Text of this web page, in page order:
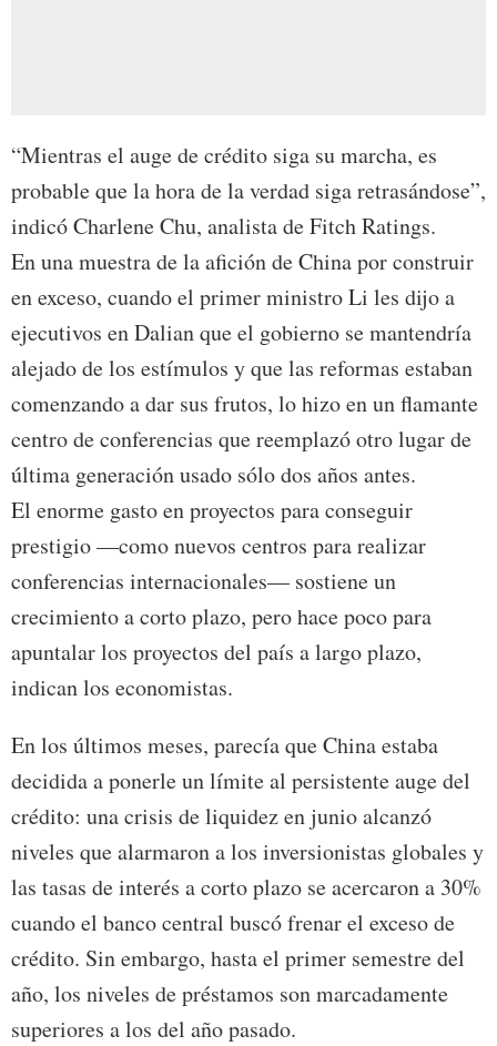
“Mientras el auge de crédito siga su marcha, es
probable que la hora de la verdad siga retrasándose”,
indicó Charlene Chu, analista de Fitch Ratings.
En una muestra de la afición de China por construir
en exceso, cuando el primer ministro Li les dijo a
ejecutivos en Dalian que el gobierno se mantendría
alejado de los estímulos y que las reformas estaban
comenzando a dar sus frutos, lo hizo en un flamante
centro de conferencias que reemplazó otro lugar de
última generación usado sólo dos años antes.
El enorme gasto en proyectos para conseguir
prestigio —como nuevos centros para realizar
conferencias internacionales— sostiene un
crecimiento a corto plazo, pero hace poco para
apuntalar los proyectos del país a largo plazo,
indican los economistas.
En los últimos meses, parecía que China estaba
decidida a ponerle un límite al persistente auge del
crédito: una crisis de liquidez en junio alcanzó
niveles que alarmaron a los inversionistas globales y
las tasas de interés a corto plazo se acercaron a 30%
cuando el banco central buscó frenar el exceso de
crédito. Sin embargo, hasta el primer semestre del
año, los niveles de préstamos son marcadamente
superiores a los del año pasado.